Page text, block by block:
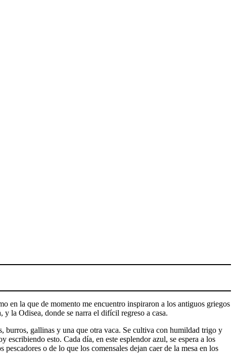
en la que de momento me encuentro inspiraron a los antiguos griegos
la Odisea, donde se narra el difícil regreso a casa.
burros, gallinas y una que otra vaca. Se cultiva con humildad trigo y
esto. Cada día, en este esplendor azul, se espera a los
o de lo que los comensales dejan caer de la mesa en los